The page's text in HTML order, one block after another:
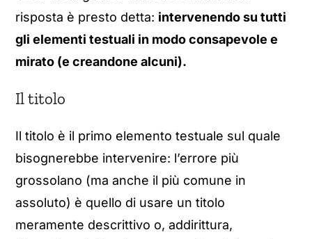
risposta è presto detta: intervenendo su tutti
gli elementi testuali in modo consapevole e
mirato (e creandone alcuni).
Il titolo
Il titolo è il primo elemento testuale sul quale
bisognerebbe intervenire: l’errore più
grossolano (ma anche il più comune in
assoluto) è quello di usare un titolo
meramente descrittivo o, addirittura,